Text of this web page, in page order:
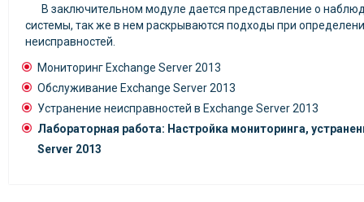
В заключительном модуле дается представление о
системы, так же в нем раскрываются подходы при
неисправностей.
Мониторинг Exchange Server 2013
Обслуживание Exchange Server 2013
Устранение неисправностей в Exchange Server 2013
Лабораторная работа: Настройка мониторинга,
Server 2013